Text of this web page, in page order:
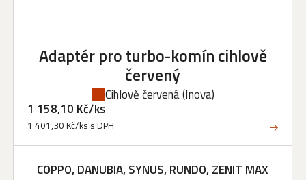
Adaptér pro turbo-komín cihlově
červený
Cihlově červená(Inova)
1 158,10 Kč/ks
1 401,30 Kč/ks s DPH
COPPO, DANUBIA, SYNUS, RUNDO, ZENIT MAX